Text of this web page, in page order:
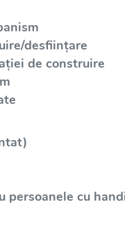
desființare
de construire
cu